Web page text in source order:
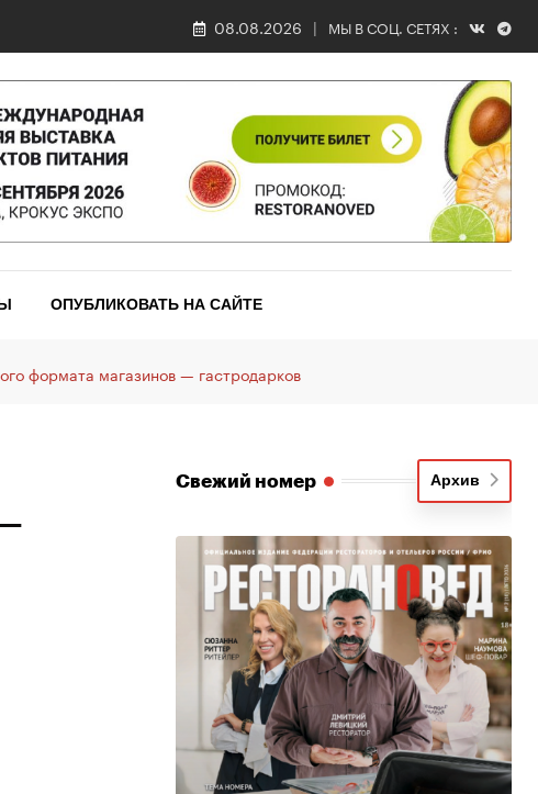
08.08.2026 МЫ В СОЦ. СЕТЯХ :
ОПУБЛИКОВАТЬ НА САЙТЕ
формата магазинов — гастродарков
Свежий номер Архив